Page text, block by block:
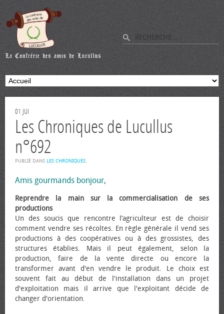
01 JUI
Les Chroniques de Lucullus
n°692
PUBLIÉ DANS LES CHRONIQUES.
Amis gourmands bonjour,
Reprendre la main sur la commercialisation de ses
productions
Un des soucis que rencontre l’agriculteur est de choisir
comment vendre ses récoltes. En règle générale il vend ses
productions à des coopératives ou à des grossistes, des
structures établies. Mais il peut également, selon la
production, faire de la vente directe ou encore la
transformer avant d'en vendre le produit. Le choix est
souvent fait au début de l'installation dans un projet
d'exploitation mais il arrive que l'exploitant décide de
changer d'orientation.